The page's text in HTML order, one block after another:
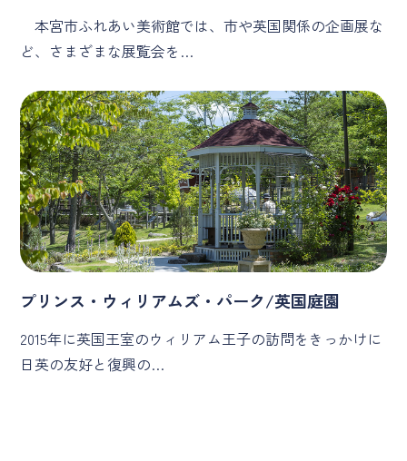
本宮市ふれあい美術館では、市や英国関係の企画展な
ど、さまざまな展覧会を…
プリンス・ウィリアムズ・パーク/英国庭園
2015年に英国王室のウィリアム王子の訪問をきっかけに
日英の友好と復興の…